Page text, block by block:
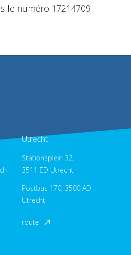
le numéro 17214709
Utrecht
Stationsplein 32,
3511 ED Utrecht
Postbus 170, 3500 AD
Utrecht
route